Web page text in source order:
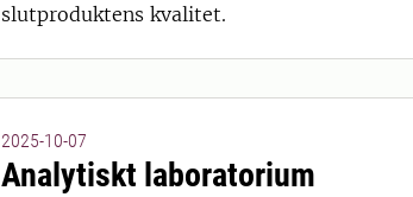
slutproduktens kvalitet.
2025-10-07
Analytiskt laboratorium